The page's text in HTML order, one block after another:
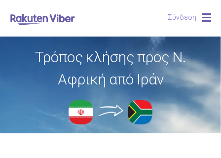
Σύνδεση
Τρόπος κλήσης προς Ν.
Αφρική από Ιράν